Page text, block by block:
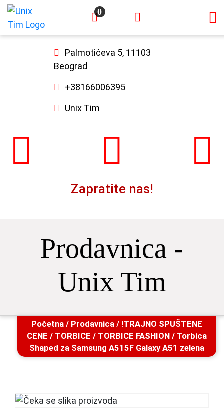
×
0
Palmotićeva 5, 11103
Beograd
+38166006395
Unix Tim
Zapratite nas!
Prodavnica -
Unix Tim
Početna / Prodavnica / !TRAJNO SPUŠTENE
CENE / TORBICE / TORBICE FASHION / Torbica
Shaped za Samsung A515F Galaxy A51 zelena